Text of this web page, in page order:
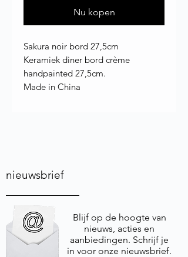
Nu kopen
Sakura noir bord 27,5cm
Keramiek diner bord crème
handpainted 27,5cm.
Made in China
nieuwsbrief
Blijf op de hoogte van
nieuws, acties en
aanbiedingen. Schrijf je
in voor onze nieuwsbrief.